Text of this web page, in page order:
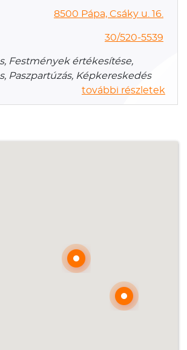
8500 Pápa, Csáky u. 16.
30/520-5539
Festmények értékesítése,
Paszpartúzás, Képkereskedés
további részletek